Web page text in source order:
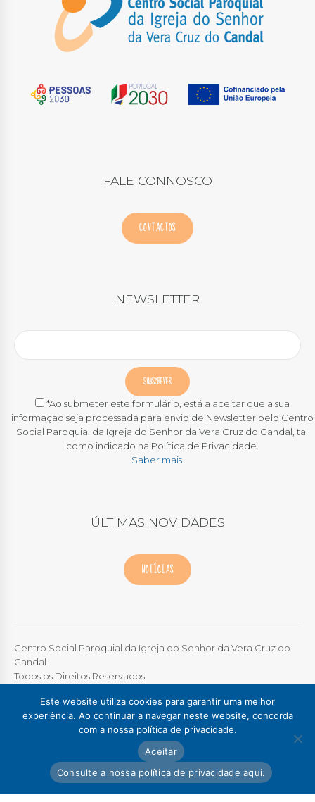
FALE CONNOSCO
CONTACTOS
NEWSLETTER
*Ao submeter este formulário, está a aceitar que a sua
informação seja processada para envio de Newsletter pelo Centro
Social Paroquial da Igreja do Senhor da Vera Cruz do Candal, tal
como indicado na Política de Privacidade.
Saber mais.
ÚLTIMAS NOVIDADES
NOTÍCIAS
Centro Social Paroquial da Igreja do Senhor da Vera Cruz do
Candal
Todos os Direitos Reservados
TERMOS DE UTILIZAÇÃO |POLÍTICA DE PRIVACIDADE
Colégio / Creche Candal
Creche Madalena
Creche Afurada
Lar Padre Alves Correia
Este website utiliza cookies para garantir uma melhor
experiência. Ao continuar a navegar neste website, concorda
com a nossa política de privacidade.
Aceitar
Consulte a nossa política de privacidade aqui.